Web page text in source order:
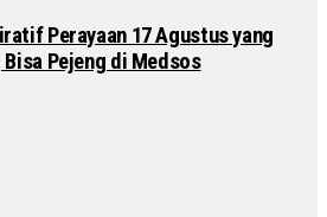
Perayaan 17 Agustus yang
Pejeng di Medsos